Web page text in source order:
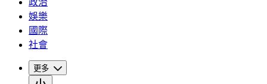
政治
娛樂
國際
社會
更多